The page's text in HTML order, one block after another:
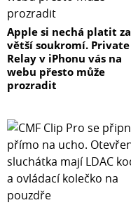
Apple si nechá platit za
větší soukromí. Private
Relay v iPhonu vás na
webu přesto může
prozradit